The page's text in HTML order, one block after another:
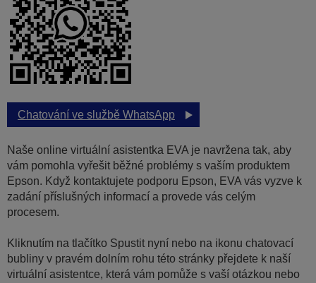
Chatování ve službě WhatsApp
Naše online virtuální asistentka EVA je navržena tak, aby
vám pomohla vyřešit běžné problémy s vaším produktem
Epson. Když kontaktujete podporu Epson, EVA vás vyzve k
zadání příslušných informací a provede vás celým
procesem.
Kliknutím na tlačítko Spustit nyní nebo na ikonu chatovací
bubliny v pravém dolním rohu této stránky přejdete k naší
virtuální asistentce, která vám pomůže s vaší otázkou nebo